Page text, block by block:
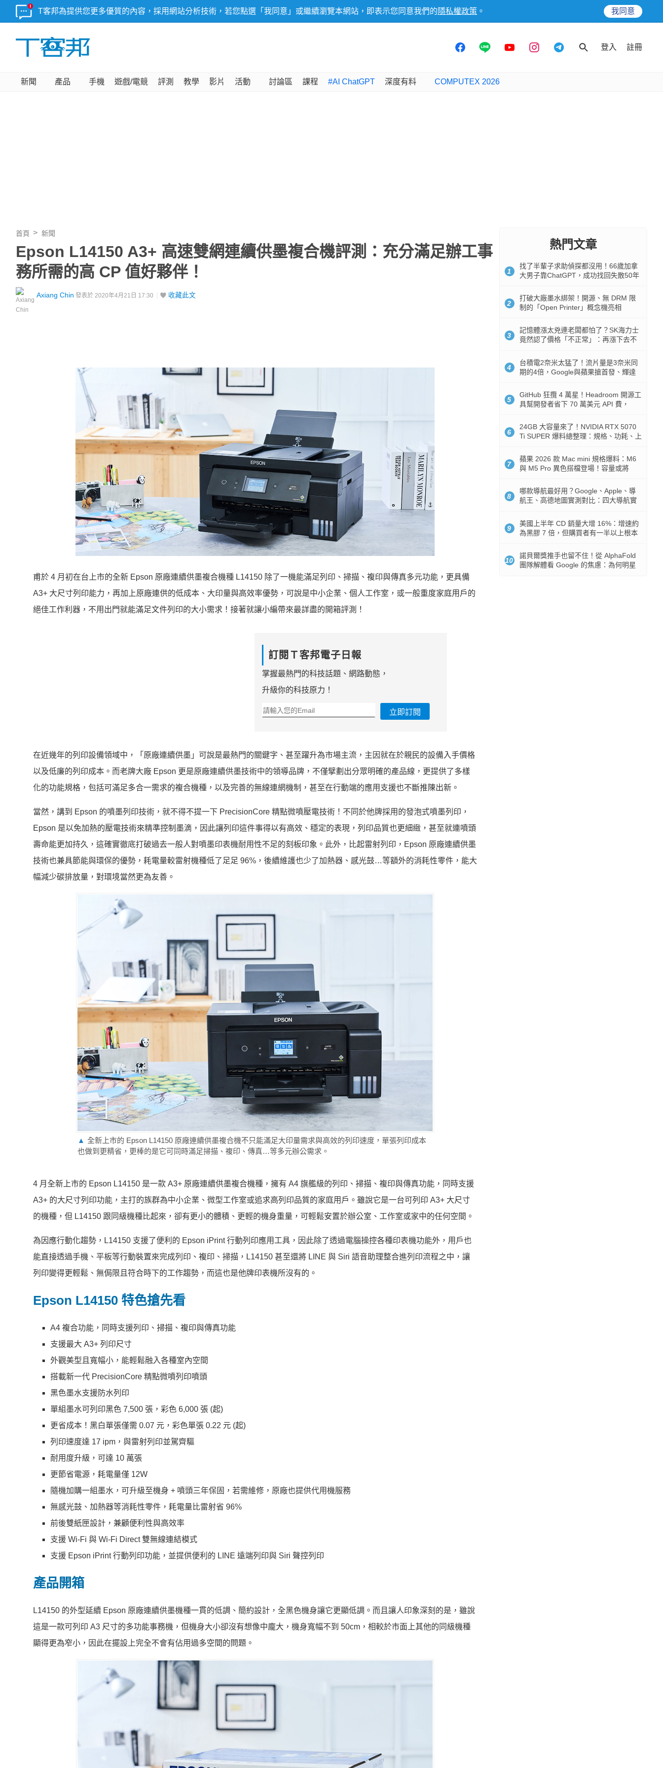
T客邦為提供您更多優質的內容，採用網站分析技術，若您點選「我同意」或繼續瀏覽本網站，即表示您同意我們的 隱私權政策 。 我同意
登入 註冊
新聞 產品 手機 遊戲/電競 評測 教學 影片 活動 討論區 課程 #AI ChatGPT 深度有料 COMPUTEX 2026
首頁 新聞
Epson L14150 A3+ 高速雙網連續供墨複合機評測：充分滿足辦工事
務所需的高 CP 值好夥伴！
Axiang Chin 發表於 2020年4月21日 17:30 收藏此文
甫於 4 月初在台上市的全新 Epson 原廠連續供墨複合機種 L14150 除了一機能滿足列印、掃描、複印與傳真多元功能，更具備
A3+ 大尺寸列印能力，再加上原廠連供的低成本、大印量與高效率優勢，可說是中小企業、個人工作室，或一般重度家庭用戶的
絕佳工作利器，不用出門就能滿足文件列印的大小需求！接著就讓小編帶來最詳盡的開箱評測！
訂閱Ｔ客邦電子日報
掌握最熱門的科技話題、網路動態，
升級你的科技原力！
立即訂閱
在近幾年的列印設備領域中，「原廠連續供墨」可說是最熱門的關鍵字、甚至躍升為市場主流，主因就在於親民的設備入手價格
以及低廉的列印成本。而老牌大廠 Epson 更是原廠連續供墨技術中的領導品牌，不僅擘劃出分眾明確的產品線，更提供了多樣
化的功能規格，包括可滿足多合一需求的複合機種，以及完善的無線連網機制，甚至在行動端的應用支援也不斷推陳出新。
當然，講到 Epson 的噴墨列印技術，就不得不提一下 PrecisionCore 精點微噴壓電技術！不同於他牌採用的發泡式噴墨列印，
Epson 是以免加熱的壓電技術來精準控制墨滴，因此讓列印這件事得以有高效、穩定的表現，列印品質也更細緻，甚至就連噴頭
壽命能更加持久，這確實徹底打破過去一般人對噴墨印表機耐用性不足的刻板印象。此外，比起雷射列印，Epson 原廠連續供墨
技術也兼具節能與環保的優勢，耗電量較雷射機種低了足足 96%，後續維護也少了加熱器、感光鼓…等額外的消耗性零件，能大
幅減少碳排放量，對環境當然更為友善。
▲ 全新上市的 Epson L14150 原廠連續供墨複合機不只能滿足大印量需求與高效的列印速度，單張列印成本
也做到更精省，更棒的是它可同時滿足掃描、複印、傳真…等多元辦公需求。
4 月全新上市的 Epson L14150 是一款 A3+ 原廠連續供墨複合機種，擁有 A4 旗艦級的列印、掃描、複印與傳真功能，同時支援
A3+ 的大尺寸列印功能，主打的族群為中小企業、微型工作室或追求高列印品質的家庭用戶。雖說它是一台可列印 A3+ 大尺寸
的機種，但 L14150 跟同級機種比起來，卻有更小的體積、更輕的機身重量，可輕鬆安置於辦公室、工作室或家中的任何空間。
為因應行動化趨勢，L14150 支援了便利的 Epson iPrint 行動列印應用工具，因此除了透過電腦操控各種印表機功能外，用戶也
能直接透過手機、平板等行動裝置來完成列印、複印、掃描，L14150 甚至還將 LINE 與 Siri 語音助理整合進列印流程之中，讓
列印變得更輕鬆、無侷限且符合時下的工作趨勢，而這也是他牌印表機所沒有的。
Epson L14150 特色搶先看
A4 複合功能，同時支援列印、掃描、複印與傳真功能
支援最大 A3+ 列印尺寸
外觀美型且寬幅小，能輕鬆融入各種室內空間
搭載新一代 PrecisionCore 精點微噴列印噴頭
黑色墨水支援防水列印
單組墨水可列印黑色 7,500 張，彩色 6,000 張 (起)
更省成本！黑白單張僅需 0.07 元，彩色單張 0.22 元 (起)
列印速度達 17 ipm，與雷射列印並駕齊驅
耐用度升級，可達 10 萬張
更節省電源，耗電量僅 12W
隨機加購一組墨水，可升級至機身 + 噴頭三年保固，若需維修，原廠也提供代用機服務
無感光鼓、加熱器等消耗性零件，耗電量比雷射省 96%
前後雙紙匣設計，兼顧便利性與高效率
支援 Wi-Fi 與 Wi-Fi Direct 雙無線連結模式
支援 Epson iPrint 行動列印功能，並提供便利的 LINE 遠端列印與 Siri 聲控列印
產品開箱
L14150 的外型延續 Epson 原廠連續供墨機種一貫的低調、簡約設計，全黑色機身讓它更顯低調。而且讓人印象深刻的是，雖說
這是一款可列印 A3 尺寸的多功能事務機，但機身大小卻沒有想像中龐大，機身寬幅不到 50cm，相較於市面上其他的同級機種
顯得更為窄小，因此在擺設上完全不會有佔用過多空間的問題。
熱門文章
1
找了半輩子求助偵探都沒用！66歲加拿
大男子靠ChatGPT，成功找回失散50年
2
打破大廠墨水綁架！開源、無 DRM 限
制的「Open Printer」概念機亮相
3
記憶體漲太兇連老闆都怕了？SK海力士
竟然認了價格「不正常」：再漲下去不
4
台積電2奈米太猛了！流片量是3奈米同
期的4倍，Google與蘋果搶首發、輝達
5
GitHub 狂攬 4 萬星！Headroom 開源工
具幫開發者省下 70 萬美元 API 費，
6
24GB 大容量來了！NVIDIA RTX 5070
Ti SUPER 爆料總整理：規格、功耗、上
7
蘋果 2026 款 Mac mini 規格爆料：M6
與 M5 Pro 異色搭檔登場！容量或將
8
哪款導航最好用？Google、Apple、導
航王、高德地圖實測對比：四大導航實
9
美國上半年 CD 銷量大增 16%：增速約
為黑膠 7 倍，但購買者有一半以上根本
10
諾貝爾獎推手也留不住！從 AlphaFold
團隊解體看 Google 的焦慮：為何明星